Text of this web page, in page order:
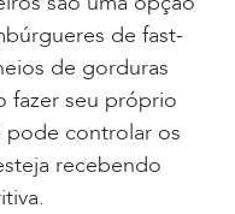
de fast-
de gorduras
fazer seu próprio
pode controlar os
recebendo